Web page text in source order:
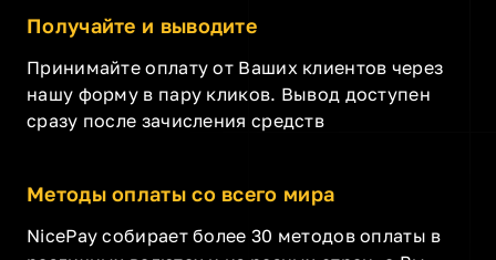
Получайте и выводите
Принимайте оплату от Ваших клиентов через
нашу форму в пару кликов. Вывод доступен
сразу после зачисления средств
Методы оплаты со всего мира
NicePay собирает более 30 методов оплаты в